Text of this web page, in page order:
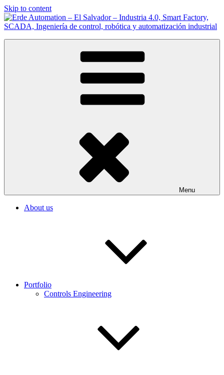
Skip to content
Erde Automation – El Salvador – Industria 4.0, Smart Factory,
SCADA, Ingeniería de control, robótica y automatización industrial
Somos Integradores de Sistemas de Automatización Industrial en El
Menu
About us
Portfolio
Controls Engineering